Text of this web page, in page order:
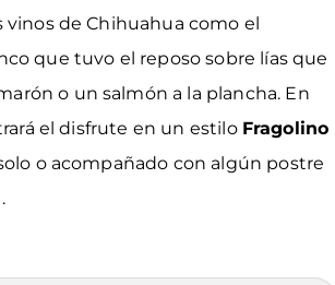
vinos de Chihuahua como el
que tuvo el reposo sobre lías que
o un salmón a la plancha. En
el disfrute en un estilo Fragolino
o acompañado con algún postre